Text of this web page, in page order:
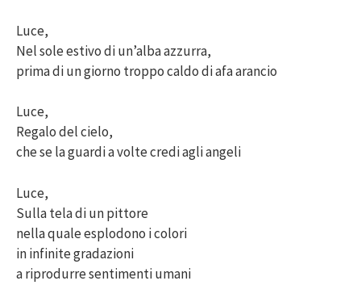
Luce,
Nel sole estivo di un’alba azzurra,
prima di un giorno troppo caldo di afa arancio
Luce,
Regalo del cielo,
che se la guardi a volte credi agli angeli
Luce,
Sulla tela di un pittore
nella quale esplodono i colori
in infinite gradazioni
a riprodurre sentimenti umani